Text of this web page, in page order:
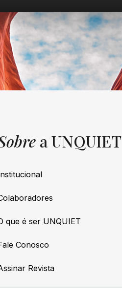
a UNQUIET
que é ser UNQUIET
Conosco
Revista